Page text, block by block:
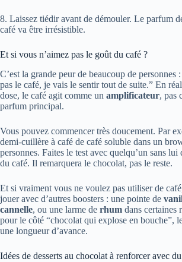
8. Laissez tiédir avant de démouler. Le parfum
café va être irrésistible.
Et si vous n’aimez pas le goût du café ?
C’est la grande peur de beaucoup de personnes :
pas le café, je vais le sentir tout de suite.” En
dose, le café agit comme un amplificateur, pas
parfum principal.
Vous pouvez commencer très doucement. Par
demi-cuillère à café de café soluble dans un
personnes. Faites le test avec quelqu’un sans lui
du café. Il remarquera le chocolat, pas le reste.
Et si vraiment vous ne voulez pas utiliser de
jouer avec d’autres boosters : une pointe de
cannelle, ou une larme de rhum dans certaines
pour le côté “chocolat qui explose en bouche”,
une longueur d’avance.
Idées de desserts au chocolat à renforcer avec